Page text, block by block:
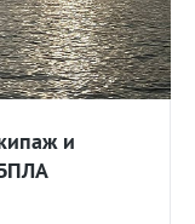
и